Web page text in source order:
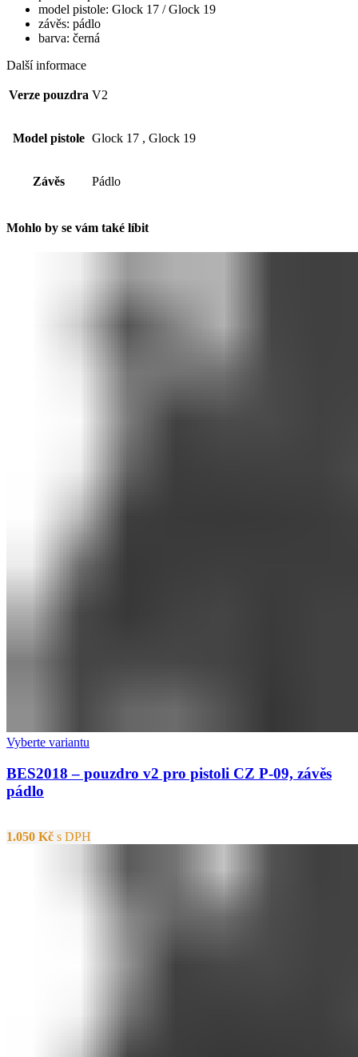
model pistole: Glock 17 / Glock 19
závěs: pádlo
barva: černá
Další informace
Verze pouzdra V2
Model pistole Glock 17 , Glock 19
Závěs Pádlo
Mohlo by se vám také líbit
Vyberte variantu
BES2018 – pouzdro v2 pro pistoli CZ P-09, závěs
pádlo
1.050 Kč s DPH